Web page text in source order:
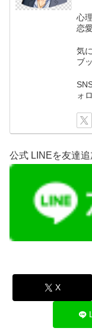
心
恋
気
ブ
ォ
公式 LINEを友達追
X